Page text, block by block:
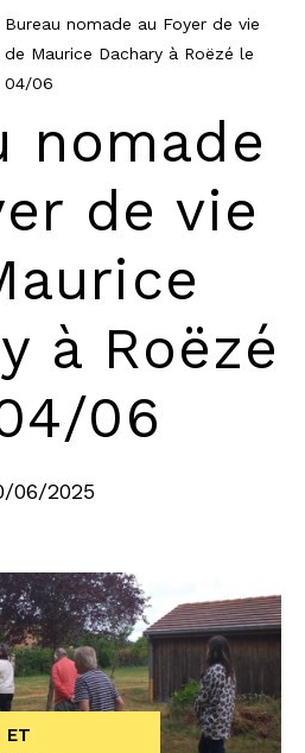
Bureau nomade au Foyer de vie
de Maurice Dachary à Roëzé le
04/06
nomade
de vie
à Roëzé
06
06/2025
ET